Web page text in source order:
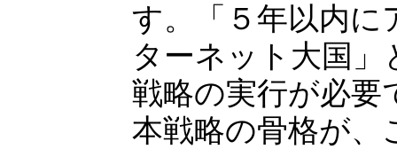
す。「５年以内に
ターネット大国
戦略の実行が必要
本戦略の骨格が、